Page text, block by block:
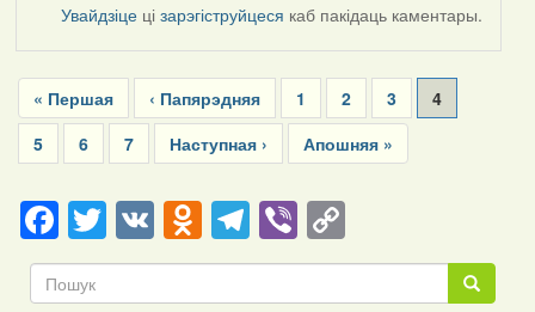
Увайдзіце цізарэгіструйцеся каб пакідаць каментары.
Pagination
First
page
« Першая
Previous
page
‹ Папярэдняя Page
1 Page
2 Page
3
Current
page
4
Page
5 Page
6 Page
7
Next
page
Наступная ›
Last
page
Апошняя »
Facebook
Twitter
VKOdnoklassniki
Telegram
ViberCopy
Link Пошук
Пошук